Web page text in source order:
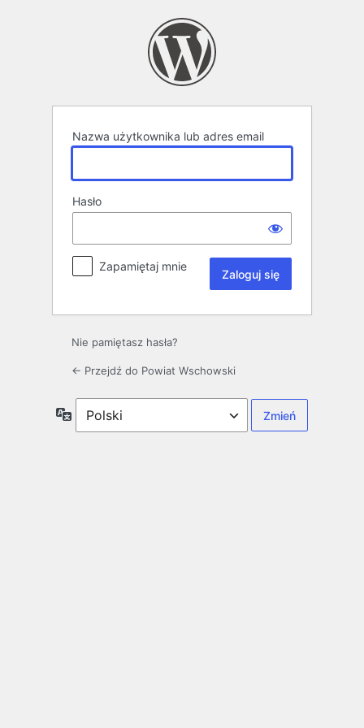
Nazwa użytkownika lub adres email
Hasło
Zapamiętaj mnie
Nie pamiętasz hasła?
← Przejdź do Powiat Wschowski
Język